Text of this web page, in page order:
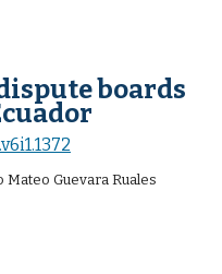
boards
Guevara Ruales